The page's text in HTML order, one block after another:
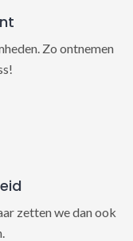
Zo ontnemen
zetten we dan ook